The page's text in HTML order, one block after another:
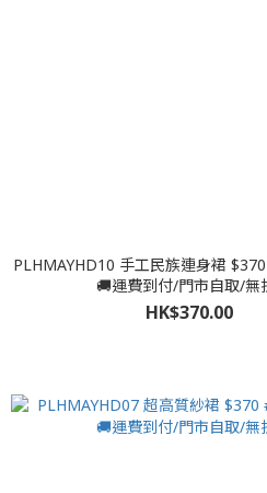
PLHMAYHD10 手工民族連身裙
🚚運費到付/門市自取/無
HK$370.00